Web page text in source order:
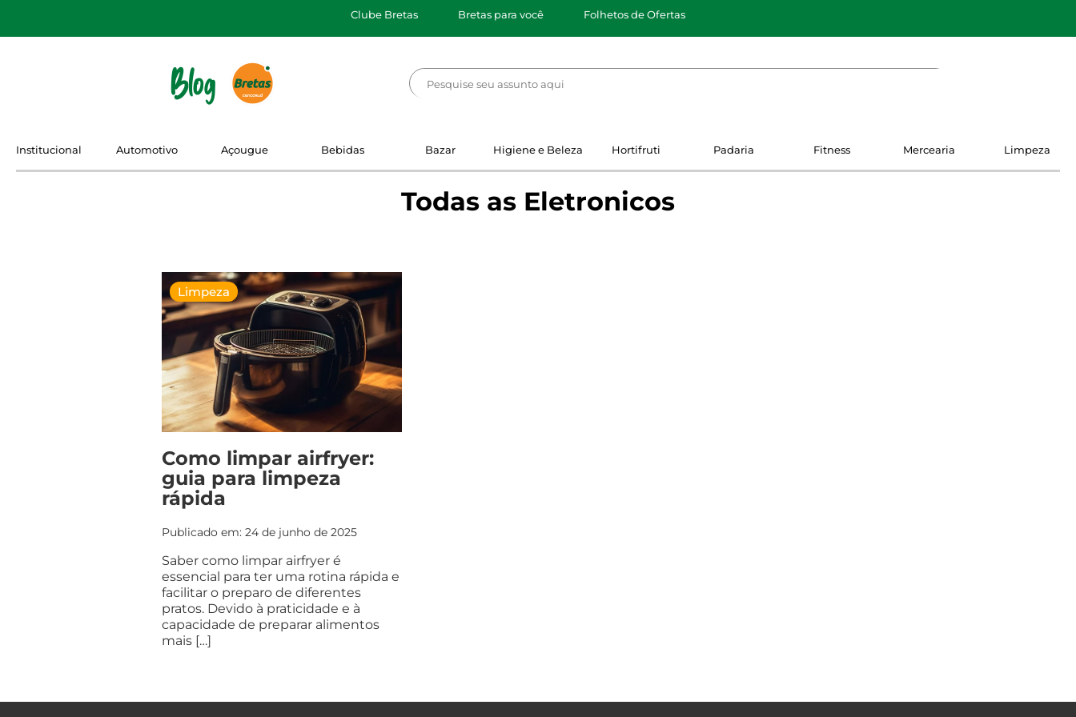
Clube Bretas Bretas para você Folhetos de Ofertas
Blog
Institucional Automotivo Açougue Bebidas Bazar Higiene e Beleza Hortifruti Padaria Fitness Mercearia Limpeza
Todas as Eletronicos
Limpeza
Como limpar airfryer:
guia para limpeza
rápida
Publicado em: 24 de junho de 2025
Saber como limpar airfryer é
essencial para ter uma rotina rápida e
facilitar o preparo de diferentes
pratos. Devido à praticidade e à
capacidade de preparar alimentos
mais […]